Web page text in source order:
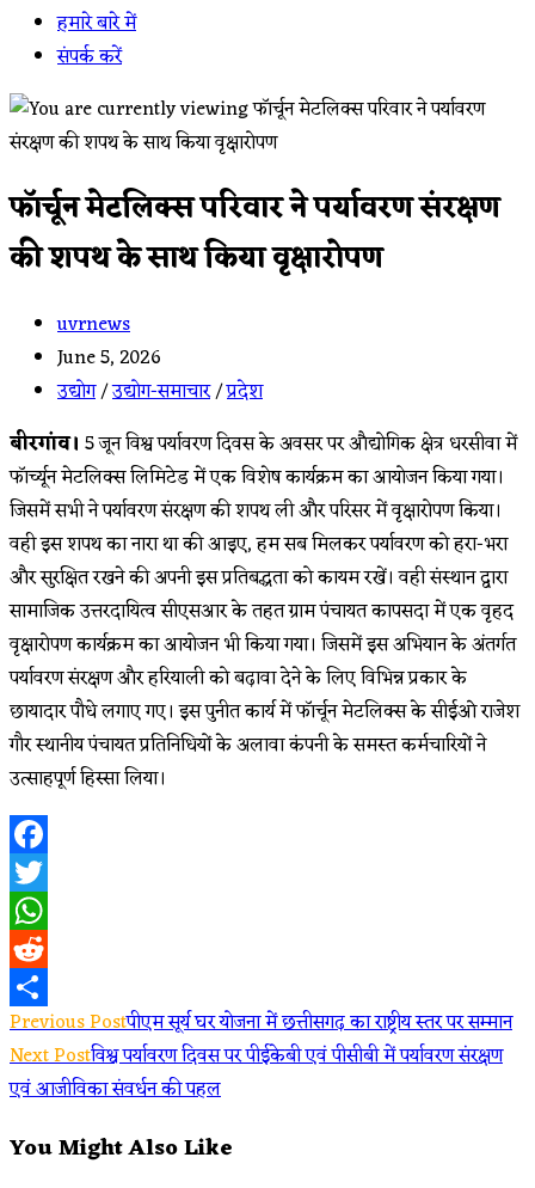
हमारे बारे में
संपर्क करें
फॉर्चून मेटलिक्स परिवार ने पर्यावरण संरक्षण
की शपथ के साथ किया वृक्षारोपण
Post
author:
uvrnews
Post
published:
June 5, 2026
Post
category:
उद्योग/उद्योग-समाचार/प्रदेश
बीरगांव। 5 जून विश्व पर्यावरण दिवस के अवसर पर औद्योगिक क्षेत्र धरसीवा में
फॉर्च्यून मेटलिक्स लिमिटेड में एक विशेष कार्यक्रम का आयोजन किया गया।
जिसमें सभी ने पर्यावरण संरक्षण की शपथ ली और परिसर में वृक्षारोपण किया।
वही इस शपथ का नारा था की आइए, हम सब मिलकर पर्यावरण को हरा-भरा
और सुरक्षित रखने की अपनी इस प्रतिबद्धता को कायम रखें। वही संस्थान द्वारा
सामाजिक उत्तरदायित्व सीएसआर के तहत ग्राम पंचायत कापसदा में एक वृहद
वृक्षारोपण कार्यक्रम का आयोजन भी किया गया। जिसमें इस अभियान के अंतर्गत
पर्यावरण संरक्षण और हरियाली को बढ़ावा देने के लिए विभिन्न प्रकार के
छायादार पौधे लगाए गए। इस पुनीत कार्य में फॉर्चून मेटलिक्स के सीईओ राजेश
गौर स्थानीय पंचायत प्रतिनिधियों के अलावा कंपनी के समस्त कर्मचारियों ने
उत्साहपूर्ण हिस्सा लिया।
Facebook
Twitter
WhatsApp
Reddit
Share
Read
more
articles
Previous Postपीएम सूर्य घर योजना में छत्तीसगढ़ का राष्ट्रीय स्तर पर सम्मान
Next Postविश्व पर्यावरण दिवस पर पीईकेबी एवं पीसीबी में पर्यावरण संरक्षण
एवं आजीविका संवर्धन की पहल
You Might Also Like